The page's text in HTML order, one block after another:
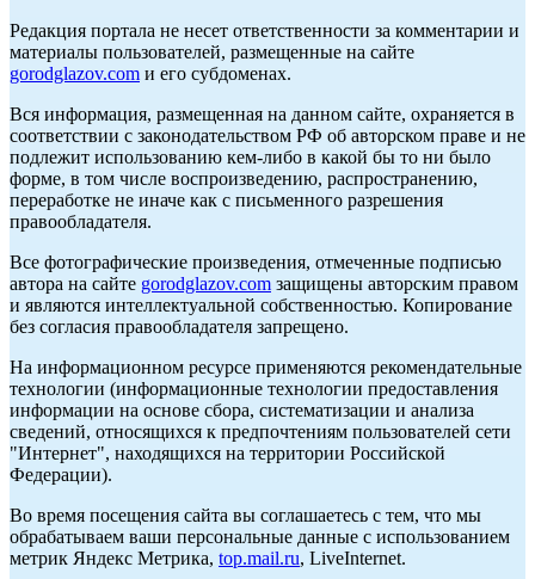
Редакция портала не несет ответственности за комментарии и
материалы пользователей, размещенные на сайте
gorodglazov.com и его субдоменах.
Вся информация, размещенная на данном сайте, охраняется в
соответствии с законодательством РФ об авторском праве и не
подлежит использованию кем-либо в какой бы то ни было
форме, в том числе воспроизведению, распространению,
переработке не иначе как с письменного разрешения
правообладателя.
Все фотографические произведения, отмеченные подписью
автора на сайте gorodglazov.com защищены авторским правом
и являются интеллектуальной собственностью. Копирование
без согласия правообладателя запрещено.
На информационном ресурсе применяются рекомендательные
технологии (информационные технологии предоставления
информации на основе сбора, систематизации и анализа
сведений, относящихся к предпочтениям пользователей сети
"Интернет", находящихся на территории Российской
Федерации).
Во время посещения сайта вы соглашаетесь с тем, что мы
обрабатываем ваши персональные данные с использованием
метрик Яндекс Метрика, top.mail.ru, LiveInternet.